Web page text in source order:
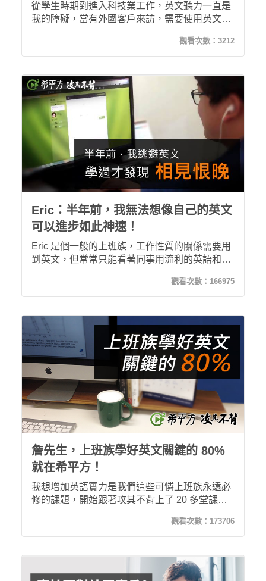
從學生時期到進入科技業工作，英文聽力一直是
我的障礙，當有外國客戶來訪，需要使用英文對
面對客戶。 現在學習希平方之後，腦海會浮現學
習當下的影片畫面，完全不用特別背誦，就可以
恆地學習下去！
觀看次數： 3212
Eric：半年前，我無法想像自己的英文
可以進步如此神速！
Eric 是個一般的上班族，工作性質的關係需要用
到英文，但常常只能看著同事用流利的英語和客
識了攻其不背，才發現學英文可以這麼有效。
觀看次數： 166975
詹先生，上班族學好英文關鍵的 80%
就在希平方！
我想增加英語實力是我們這些可憐上班族永遠必
修的課題，開始跟著攻其不背上了 20 多堂課
觀看次數： 173706